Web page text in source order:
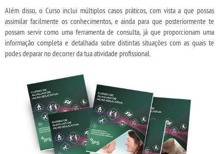
Além disso, o Curso inclui múltiplos casos práticos, com vista a que possas
assimilar facilmente os conhecimentos, e ainda para que posteriormente te
possam servir como uma ferramenta de consulta, já que proporcionam uma
informação completa e detalhada sobre distintas situações com as quais te
podes deparar no decorrer da tua atividade profissional.